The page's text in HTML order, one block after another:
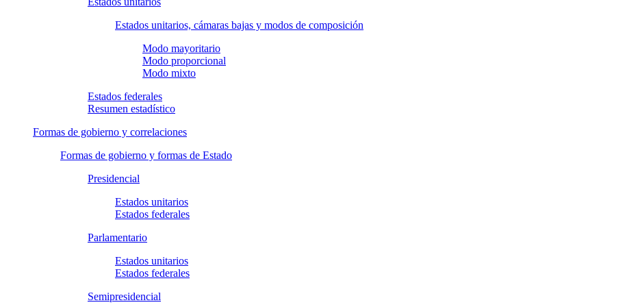
Estados unitarios, cámaras bajas y modos de composición
Modo mayoritario
Modo proporcional
Modo mixto
Estados federales
Resumen estadístico
Formas de gobierno y correlaciones
Formas de gobierno y formas de Estado
Presidencial
Estados unitarios
Estados federales
Parlamentario
Estados unitarios
Estados federales
Semipresidencial